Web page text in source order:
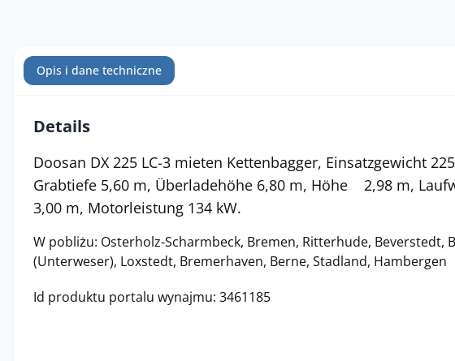
Opis i dane techniczne
Details
Doosan DX 225 LC-3 mieten Kettenbagger, Einsatzgewicht
Grabtiefe 5,60 m, Überladehöhe 6,80 m, Höhe 2,98 m,
3,00 m, Motorleistung 134 kW.
W pobliżu: Osterholz-Scharmbeck, Bremen, Ritterhude, Beverstedt,
(Unterweser), Loxstedt, Bremerhaven, Berne, Stadland, Hambergen
Id produktu portalu wynajmu: 3461185